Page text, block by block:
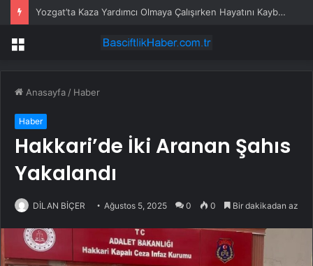
Yozgat’ta Kaza Yardımcı Olmaya Çalışırken Hayatını Kaybetti
Menü
Anasayfa / Haber
Haber
Hakkari’de İki Aranan Şahıs
Yakalandı
DİLAN BİÇER Ağustos 5, 2025 0 0 Bir dakikadan az